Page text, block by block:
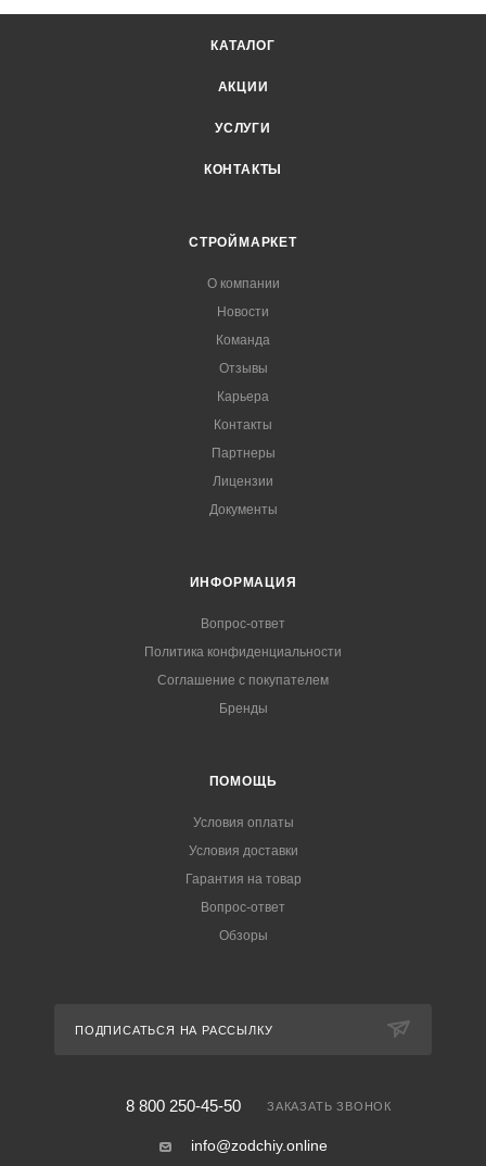
КАТАЛОГ
АКЦИИ
УСЛУГИ
КОНТАКТЫ
СТРОЙМАРКЕТ
О компании
Новости
Команда
Отзывы
Карьера
Контакты
Партнеры
Лицензии
Документы
ИНФОРМАЦИЯ
Вопрос-ответ
Политика конфиденциальности
Соглашение с покупателем
Бренды
ПОМОЩЬ
Условия оплаты
Условия доставки
Гарантия на товар
Вопрос-ответ
Обзоры
ПОДПИСАТЬСЯ НА РАССЫЛКУ
8 800 250-45-50 ЗАКАЗАТЬ ЗВОНОК
info@zodchiy.online